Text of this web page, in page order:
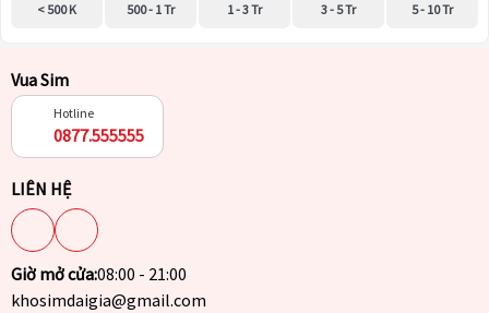
< 500 K 500 - 1 Tr 1 - 3 Tr 3 - 5 Tr 5 - 10 Tr
Vua Sim
Hotline
0877.555555
LIÊN HỆ
Giờ mở cửa:08:00 - 21:00
khosimdaigia@gmail.com